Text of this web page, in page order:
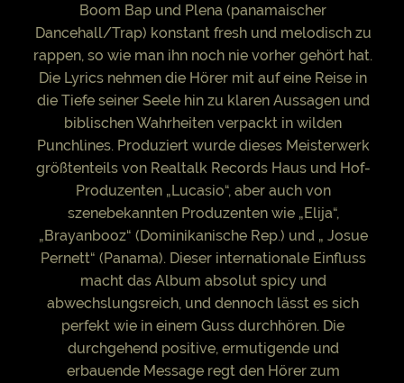
Boom Bap und Plena (panamaischer
Dancehall/Trap) konstant fresh und melodisch zu
rappen, so wie man ihn noch nie vorher gehört hat.
Die Lyrics nehmen die Hörer mit auf eine Reise in
die Tiefe seiner Seele hin zu klaren Aussagen und
biblischen Wahrheiten verpackt in wilden
Punchlines. Produziert wurde dieses Meisterwerk
größtenteils von Realtalk Records Haus und Hof-
Produzenten „Lucasio“, aber auch von
szenebekannten Produzenten wie „Elija“,
„Brayanbooz“ (Dominikanische Rep.) und „ Josue
Pernett“ (Panama). Dieser internationale Einfluss
macht das Album absolut spicy und
abwechslungsreich, und dennoch lässt es sich
perfekt wie in einem Guss durchhören. Die
durchgehend positive, ermutigende und
erbauende Message regt den Hörer zum